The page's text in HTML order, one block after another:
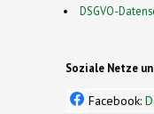
DSGVO-
Soziale Netze
Facebook: